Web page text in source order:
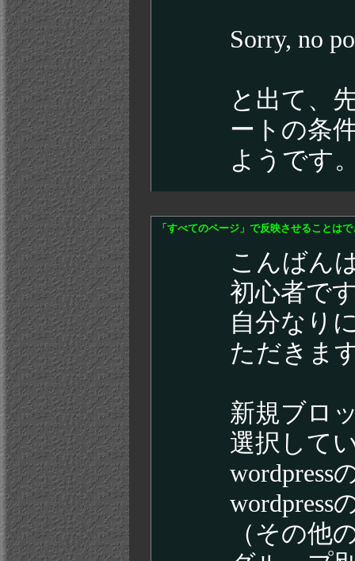
Sorry, no
と出て、
ートの条
ようです
「すべてのページ」で反映させることは
こんばん
初心者で
自分なり
ただきま
新規ブロ
選択して
wordpress
wordpress
（その他